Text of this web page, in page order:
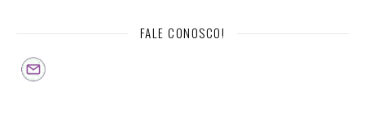
FALE CONOSCO!